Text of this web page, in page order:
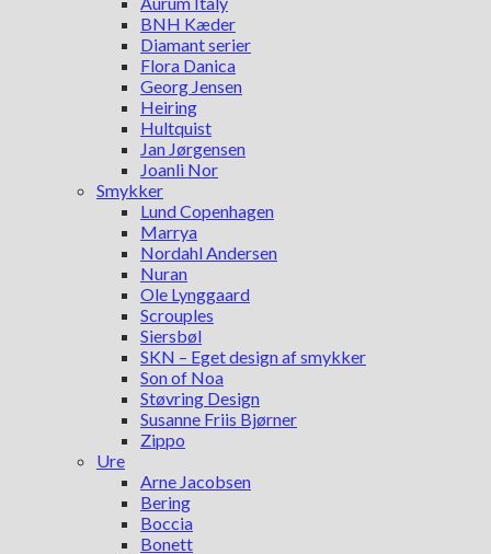
BNH Kæder
Diamant serier
Flora Danica
Georg Jensen
Heiring
Hultquist
Jan Jørgensen
Joanli Nor
Smykker
Lund Copenhagen
Marrya
Nordahl Andersen
Nuran
Ole Lynggaard
Scrouples
Siersbøl
SKN – Eget design af smykker
Son of Noa
Støvring Design
Susanne Friis Bjørner
Zippo
Ure
Arne Jacobsen
Bering
Boccia
Bonett